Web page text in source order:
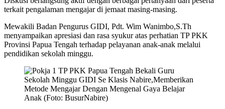
terkait pengalaman mengajar di jemaat masing-masing.
Mewakili Badan Pengurus GIDI, Pdt. Wim Wanimbo,S.Th
menyampaikan apresiasi dan rasa syukur atas perhatian TP PKK
Provinsi Papua Tengah terhadap pelayanan anak-anak melalui
pendidikan sekolah minggu.